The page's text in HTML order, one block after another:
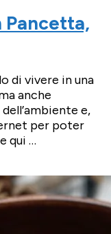
Pancetta,
di vivere in una
anche
e,
per poter
qui …